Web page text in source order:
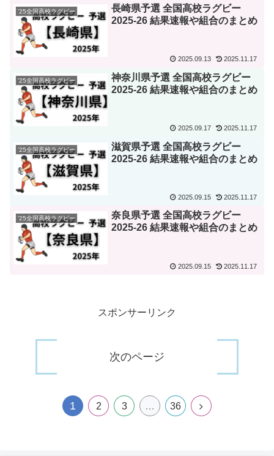
'25全国高校ラグビー
長崎県予選 全国高校ラグビー
2025-26 結果速報や組合のまとめ
2025.09.13 2025.11.17
'25全国高校ラグビー
神奈川県予選 全国高校ラグビー
2025-26 結果速報や組合のまとめ
2025.09.17 2025.11.17
'25全国高校ラグビー
滋賀県予選 全国高校ラグビー
2025-26 結果速報や組合のまとめ
2025.09.15 2025.11.17
'25全国高校ラグビー
奈良県予選 全国高校ラグビー
2025-26 結果速報や組合のまとめ
2025.09.15 2025.11.17
スポンサーリンク
次のページ
1 2 3 … 36
次